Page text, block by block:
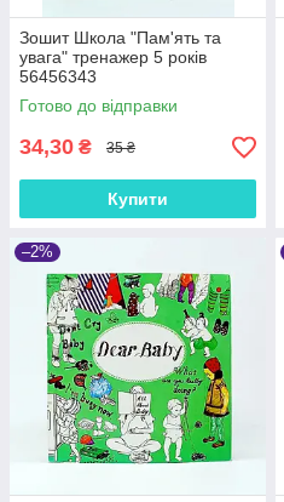
Зошит Школа "Пам'ять та
увага" тренажер 5 років
56456343
Готово до відправки
34,30 ₴ 35 ₴
Купити
–2%